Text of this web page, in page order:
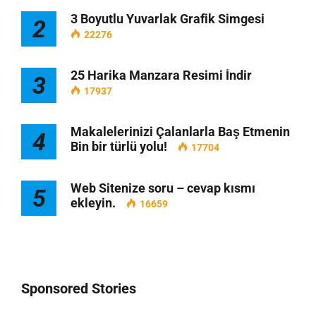
2 3 Boyutlu Yuvarlak Grafik Simgesi
22276
3 25 Harika Manzara Resimi İndir
17937
4
Makalelerinizi Çalanlarla Baş Etmenin
Bin bir türlü yolu!
17704
5
Web Sitenize soru – cevap kısmı
ekleyin.
16659
Sponsored Stories